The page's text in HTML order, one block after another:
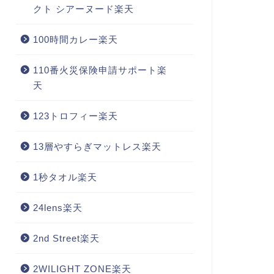
クト シアーヌード楽天
100時間カレー楽天
110番火災保険申請サポート楽
天
123トロフィー楽天
13層やすらぎマットレス楽天
1秒タオル楽天
24lens楽天
2nd Street楽天
2WILIGHT ZONE楽天